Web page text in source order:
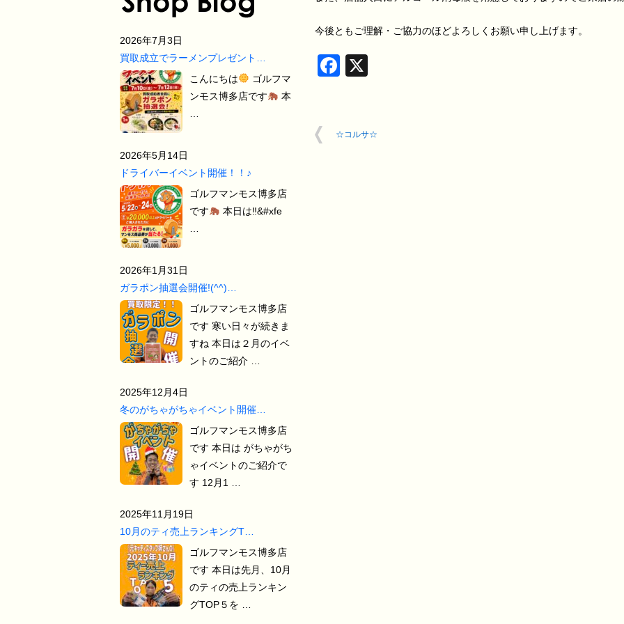
今後ともご理解・ご協力のほどよろしくお願い申し上げます。
Facebook
☆コルサ☆
2026年7月3日
買取成立でラーメンプレゼント…
こんにちは
ゴルフマ
ンモス博多店です
本
2026年5月14日
ドライバーイベント開催！！♪
ゴルフマンモス博多店
です
本日は‼&#xfe
2026年1月31日
ガラポン抽選会開催!(^^)…
ゴルフマンモス博多店
です 寒い日々が続きま
すね 本日は２月のイベ
ントのご紹介 …
2025年12月4日
冬のがちゃがちゃイベント開催…
ゴルフマンモス博多店
です 本日は がちゃがち
ゃイベントのご紹介で
す 12月1 …
2025年11月19日
10月のティ売上ランキングT…
ゴルフマンモス博多店
です 本日は先月、10月
のティの売上ランキン
グTOP５を …